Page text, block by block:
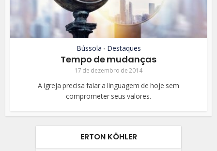
Bússola • Destaques
Tempo de mudanças
17 de dezembro de 2014
A igreja precisa falar a linguagem de hoje sem
comprometer seus valores.
ERTON KÖHLER